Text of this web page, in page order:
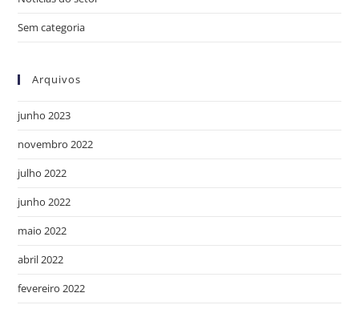
Sem categoria
Arquivos
junho 2023
novembro 2022
julho 2022
junho 2022
maio 2022
abril 2022
fevereiro 2022